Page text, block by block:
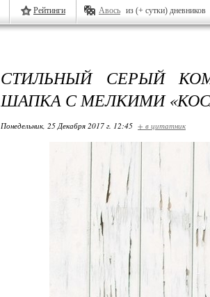
Рейтинги Авось из (+ сутки) дневников
СТИЛЬНЫЙ СЕРЫЙ
ШАПКА С МЕЛКИМИ
Понедельник, 25 Декабря 2017 г. 12:45 + в цитатник